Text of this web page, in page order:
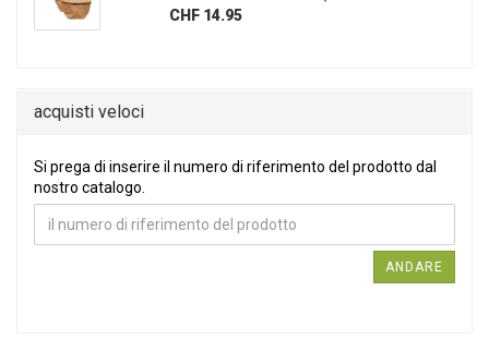
CHF 14.95
acquisti veloci
Si prega di inserire il numero di riferimento del prodotto dal
Si prega di inserire il numero di riferimento del prodotto dal
nostro catalogo.
ANDARE